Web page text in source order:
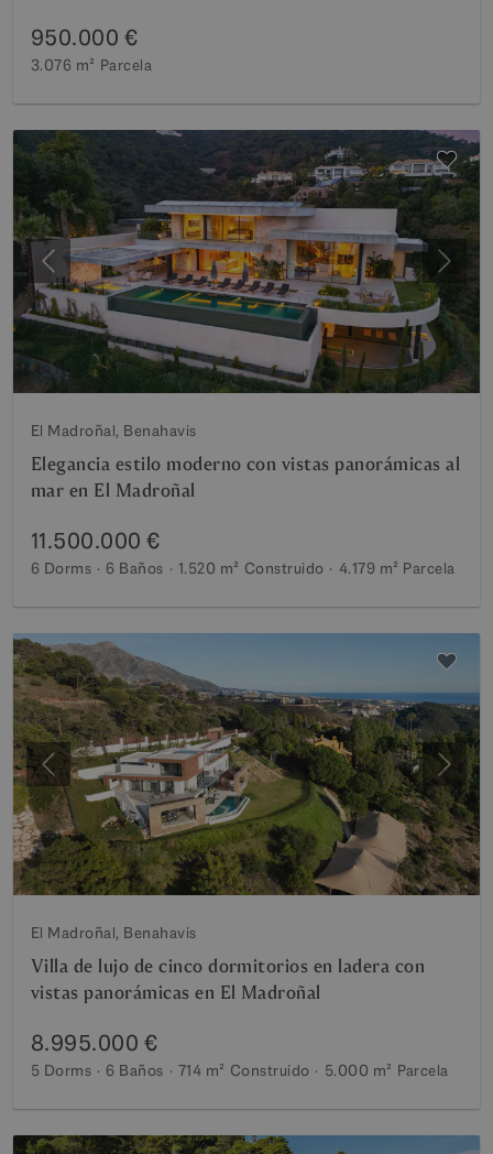
950.000 €
3.076 m² Parcela
Anterior
El Madroñal, Benahavis
Elegancia estilo moderno con vistas panorámicas al
mar en El Madroñal
11.500.000 €
6 Dorms 6 Baños 1.520 m² Construido 4.179 m² Parcela
Anterior
El Madroñal, Benahavis
Villa de lujo de cinco dormitorios en ladera con
vistas panorámicas en El Madroñal
8.995.000 €
5 Dorms 6 Baños 714 m² Construido 5.000 m² Parcela